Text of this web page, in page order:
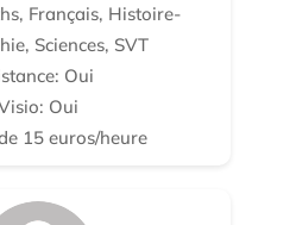
Français, Histoire-
Sciences, SVT
Oui
Oui
15 euros/heure